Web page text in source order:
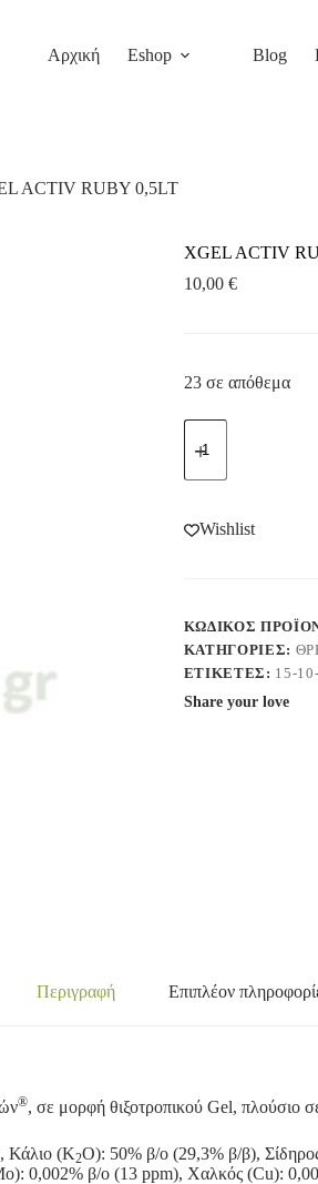
Αρχική Eshop Blog
ACTIV RUBY 0,5LT
XGEL ACTIV
10,00 €
23 σε απόθεμα
Wishlist
ΚΩΔΙΚΌΣ
ΚΑΤΗΓΟΡΊΕΣ:
ΕΤΙΚΈΤΕΣ: 15-
Share your love
Περιγραφή Επιπλέον
®, σε μορφή θιξοτροπικού Gel, πλούσιο
Κάλιο (Κ2Ο): 50% β/ο (29,3% β/β),
0,002% β/ο (13 ppm), Χαλκός (Cu):